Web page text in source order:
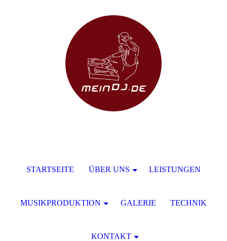
STARTSEITE ÜBER UNS LEISTUNGEN
MUSIKPRODUKTION GALERIE TECHNIK
KONTAKT